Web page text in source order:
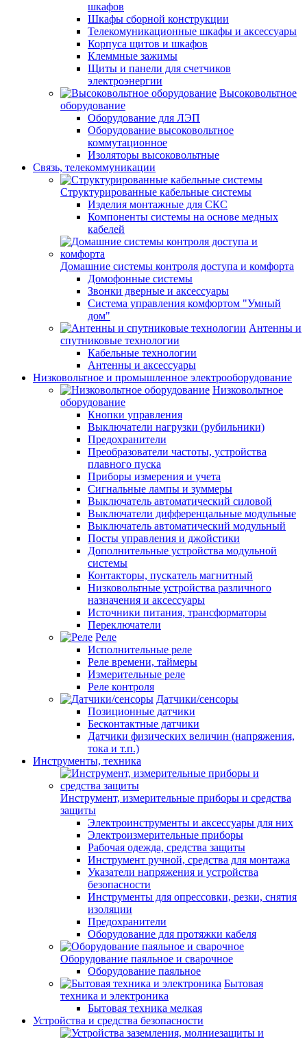
шкафов
Шкафы сборной конструкции
Телекомуникационные шкафы и аксессуары
Корпуса щитов и шкафов
Клеммные зажимы
Щиты и панели для счетчиков
электроэнергии
Высоковольтное
оборудование
Оборудование для ЛЭП
Оборудование высоковольтное
коммутационное
Изоляторы высоковольтные
Связь, телекоммуникации
Структурированные кабельные системы
Изделия монтажные для СКС
Компоненты системы на основе медных
кабелей
Домашние системы контроля доступа и комфорта
Домофонные системы
Звонки дверные и аксессуары
Система управления комфортом "Умный
дом"
Антенны и
спутниковые технологии
Кабельные технологии
Антенны и аксессуары
Низковольтное и промышленное электрооборудование
Низковольтное
оборудование
Кнопки управления
Выключатели нагрузки (рубильники)
Предохранители
Преобразователи частоты, устройства
плавного пуска
Приборы измерения и учета
Сигнальные лампы и зуммеры
Выключатель автоматический силовой
Выключатели дифференцальные модульные
Выключатель автоматический модульный
Посты управления и джойстики
Дополнительные устройства модульной
системы
Контакторы, пускатель магнитный
Низковольтные устройства различного
назначения и аксессуары
Источники питания, трансформаторы
Переключатели
Реле
Исполнительные реле
Реле времени, таймеры
Измерительные реле
Реле контроля
Датчики/сенсоры
Позиционные датчики
Бесконтактные датчики
Датчики физических величин (напряжения,
тока и т.п.)
Инструменты, техника
Инструмент, измерительные приборы и средства
защиты
Электроинструменты и аксессуары для них
Электроизмерительные приборы
Рабочая одежда, средства защиты
Инструмент ручной, средства для монтажа
Указатели напряжения и устройства
безопасности
Инструменты для опрессовки, резки, снятия
изоляции
Предохранители
Оборудование для протяжки кабеля
Оборудование паяльное и сварочное
Оборудование паяльное
Бытовая
техника и электроника
Бытовая техника мелкая
Устройства и средства безопасности